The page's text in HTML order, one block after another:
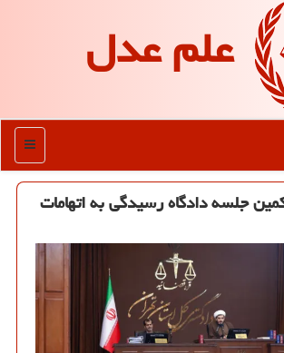
علم عدل
منو
جلسه دادگاه رسیدگی به اتهامات